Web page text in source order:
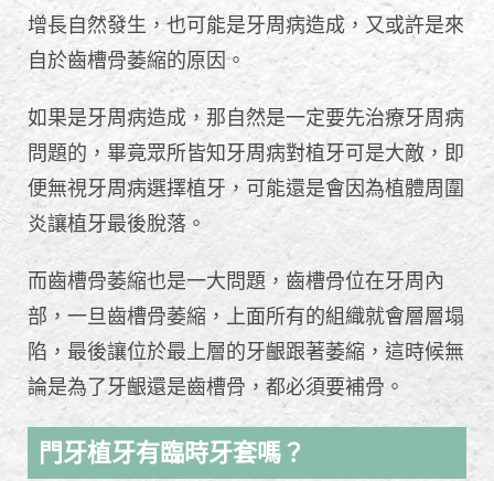
增長自然發生，也可能是牙周病造成，又或許是來
自於齒槽骨萎縮的原因。
如果是牙周病造成，那自然是一定要先治療牙周病
問題的，畢竟眾所皆知牙周病對植牙可是大敵，即
便無視牙周病選擇植牙，可能還是會因為植體周圍
炎讓植牙最後脫落。
而齒槽骨萎縮也是一大問題，齒槽骨位在牙周內
部，一旦齒槽骨萎縮，上面所有的組織就會層層塌
陷，最後讓位於最上層的牙齦跟著萎縮，這時候無
論是為了牙齦還是齒槽骨，都必須要補骨。
門牙植牙有臨時牙套嗎？